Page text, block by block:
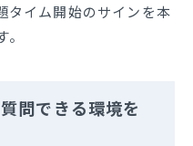
タイム開始のサインを本
問できる環境を